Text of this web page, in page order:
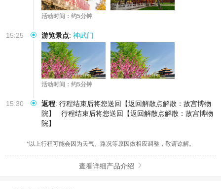
活动时间：约5分钟
15:25 游览景点: 神武门
活动时间：约5分钟
15:30 返程: 行程结束后将您送回【返回解散点解散：故宫博物
院】
行程结束后将您送回【返回解散点解散：故宫博物
院】
*以上行程可能会因为天气、路况等原因做相应调整，敬请谅解。
查看详细产品介绍 